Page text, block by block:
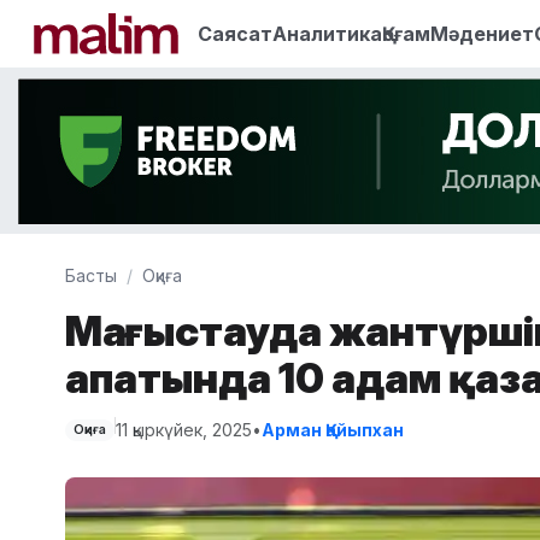
СаясатАналитикаҚоғамМәдениет
Басты Оқиға
Маңғыстауда
апатында 10 адам
Оқиға 11 қыркүйек, 2025•Арман Қайыпхан